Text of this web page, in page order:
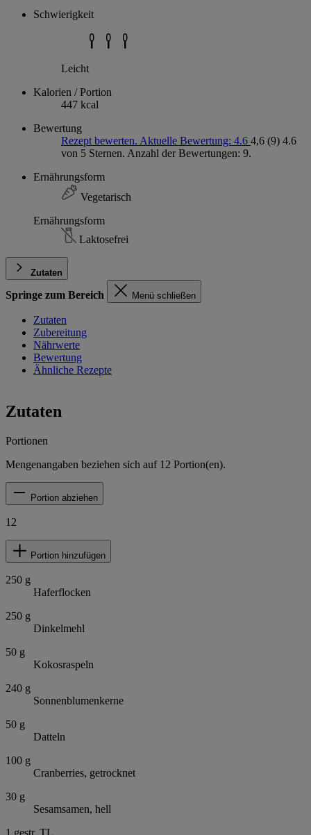
Schwierigkeit
Leicht
Kalorien / Portion
447 kcal
Bewertung
Rezept bewerten. Aktuelle Bewertung: 4.6 4,6 (9) 4.6
von 5 Sternen. Anzahl der Bewertungen: 9.
Ernährungsform
Vegetarisch
Ernährungsform
Laktosefrei
Zutaten
Springe zum Bereich Menü schließen
Zutaten
Zubereitung
Nährwerte
Bewertung
Ähnliche Rezepte
Zutaten
Portionen
Mengenangaben beziehen sich auf 12 Portion(en).
Portion abziehen
12
Portion hinzufügen
250 g
Haferflocken
250 g
Dinkelmehl
50 g
Kokosraspeln
240 g
Sonnenblumenkerne
50 g
Datteln
100 g
Cranberries, getrocknet
30 g
Sesamsamen, hell